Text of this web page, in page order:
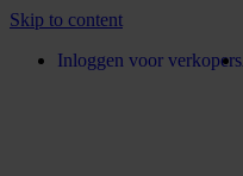
Skip to content
Inloggen voor verkopers